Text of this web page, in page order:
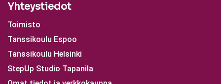
Yhteystiedot
Toimisto
Tanssikoulu Espoo
Tanssikoulu Helsinki
StepUp Studio Tapanila